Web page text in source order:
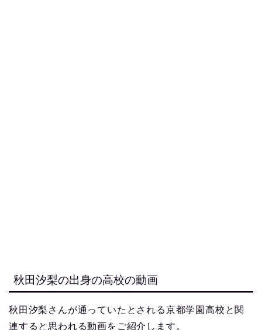
秋田汐梨の出身の高校の動画
秋田汐梨さんが通っていたとされる京都学園高校と関
連すると思われる動画をご紹介します。